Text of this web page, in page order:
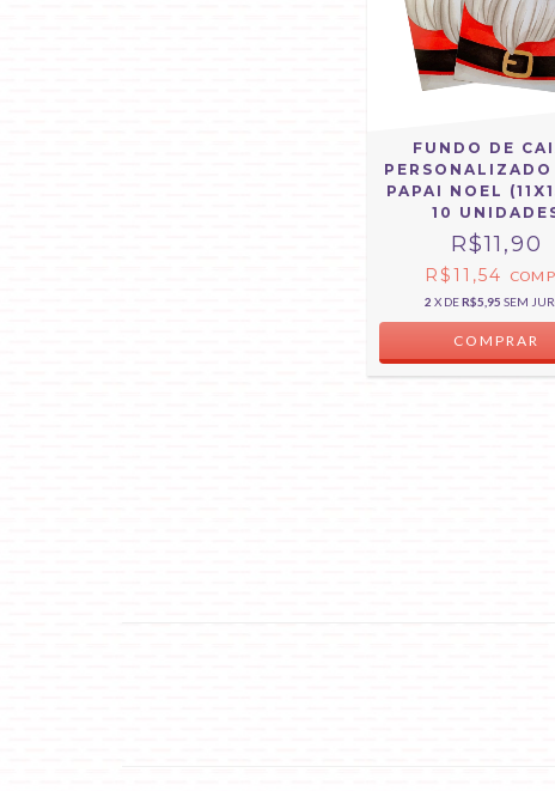
FUNDO DE
PAPAI NOEL
10
R$11,90
R$11,54 COM
2 X DER$5,95 SEM